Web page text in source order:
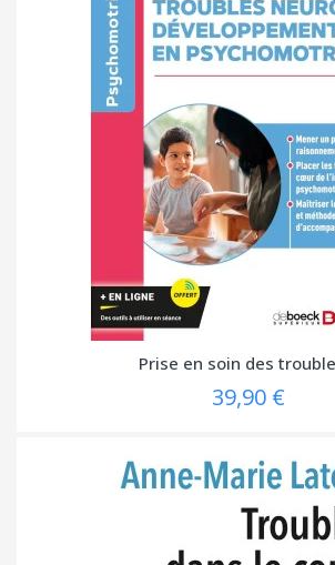
Prise en soin des
39,90 €